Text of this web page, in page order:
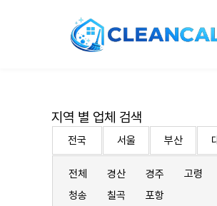
지역 별 업체 검색
전국 서울 부산
전체 경산 경주 고령
청송
칠곡 포항